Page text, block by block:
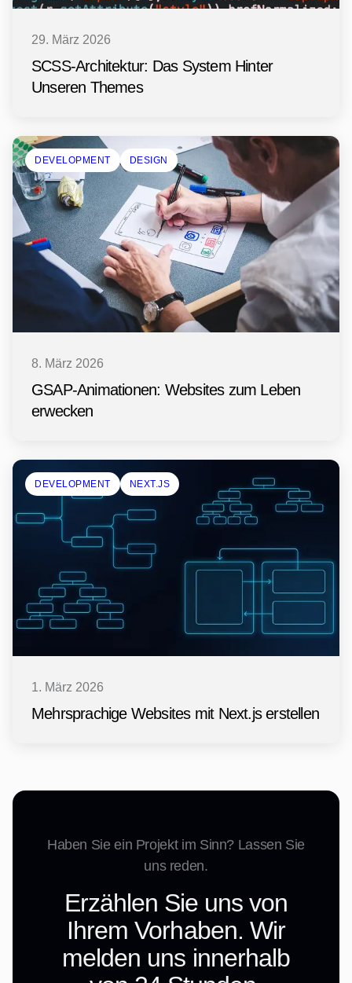
29. März 2026
SCSS-Architektur: Das System Hinter
Unseren Themes
DEVELOPMENT DESIGN
8. März 2026
GSAP-Animationen: Websites zum Leben
erwecken
DEVELOPMENT NEXT.JS
1. März 2026
Mehrsprachige Websites mit Next.js erstellen
Haben Sie ein Projekt im Sinn? Lassen Sie
uns reden.
Erzählen Sie uns von
Ihrem Vorhaben. Wir
melden uns innerhalb